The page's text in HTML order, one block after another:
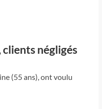
clients négligés
(55 ans), ont voulu